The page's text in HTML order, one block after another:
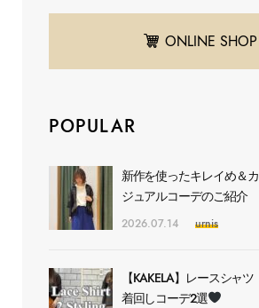
ONLINE SHOP
POPULAR
新作を使ったキレイめ＆カ
ジュアルコーデのご紹介
2026.07.14 urnis
【KAKELA】レースシャツ
着回しコーデ2選